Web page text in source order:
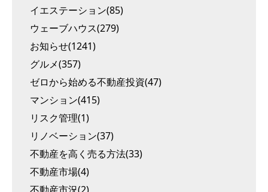
イエステーション(85)
ウェーブハウス(279)
お知らせ(1241)
グルメ(357)
ゼロから始める不動産投資(47)
マンション(415)
リスク管理(1)
リノベーション(37)
不動産を高く売る方法(33)
不動産市場(4)
不動産市況(2)